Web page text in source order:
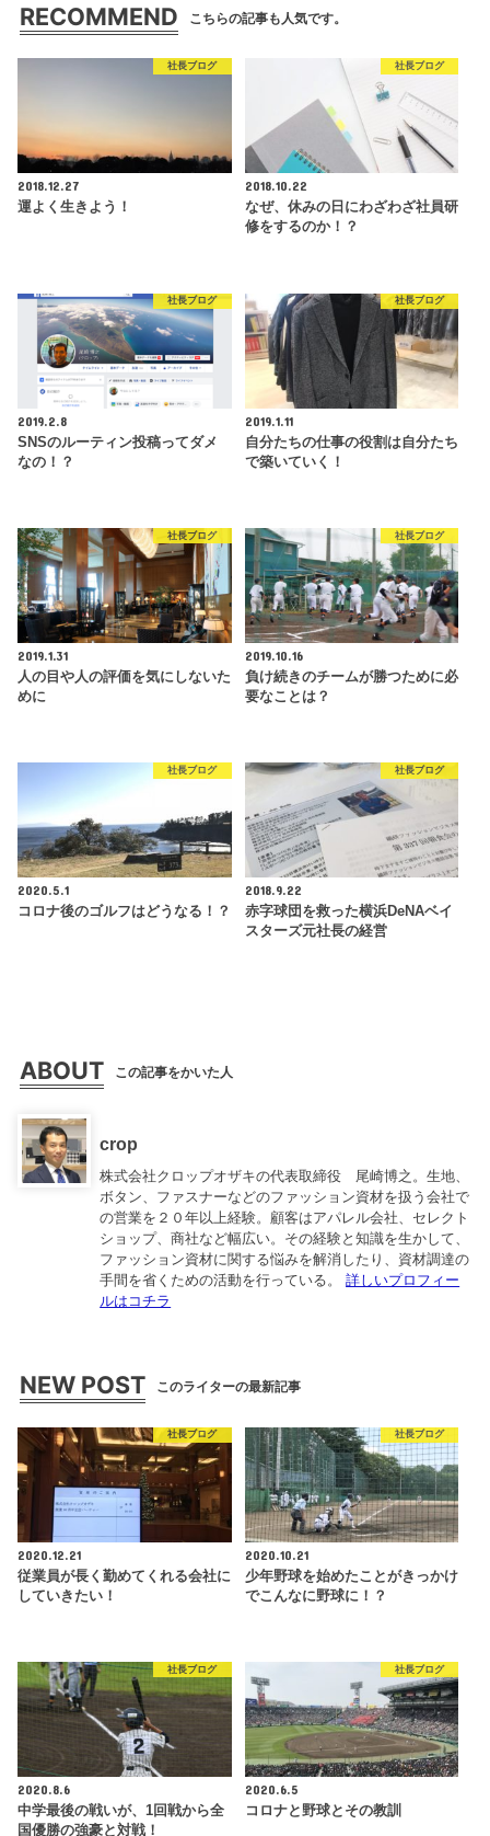
RECOMMEND こちらの記事も人気です。
社長ブログ
2018.12.27
運よく生きよう！
社長ブログ
2018.10.22
なぜ、休みの日にわざわざ社員研
修をするのか！？
社長ブログ
2019.2.8
SNSのルーティン投稿ってダメ
なの！？
社長ブログ
2019.1.11
自分たちの仕事の役割は自分たち
で築いていく！
社長ブログ
2019.1.31
人の目や人の評価を気にしないた
めに
社長ブログ
2019.10.16
負け続きのチームが勝つために必
要なことは？
社長ブログ
2020.5.1
コロナ後のゴルフはどうなる！？
社長ブログ
2018.9.22
赤字球団を救った横浜DeNAベイ
スターズ元社長の経営
ABOUT この記事をかいた人
crop
株式会社クロップオザキの代表取締役 尾崎博之。生地、
ボタン、ファスナーなどのファッション資材を扱う会社で
の営業を２０年以上経験。顧客はアパレル会社、セレクト
ショップ、商社など幅広い。その経験と知識を生かして、
ファッション資材に関する悩みを解消したり、資材調達の
手間を省くための活動を行っている。詳しいプロフィー
ルはコチラ
NEW POST このライターの最新記事
社長ブログ
2020.12.21
従業員が長く勤めてくれる会社に
していきたい！
社長ブログ
2020.10.21
少年野球を始めたことがきっかけ
でこんなに野球に！？
社長ブログ
2020.8.6
中学最後の戦いが、1回戦から全
国優勝の強豪と対戦！
社長ブログ
2020.6.5
コロナと野球とその教訓